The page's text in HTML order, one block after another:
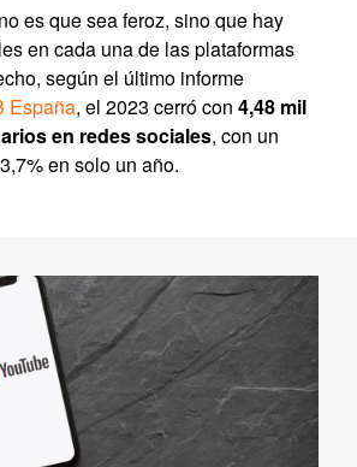
es que sea feroz, sino que hay
en cada una de las plataformas
según el último informe
España, el 2023 cerró con 4,48 mil
en redes sociales, con un
en solo un año.